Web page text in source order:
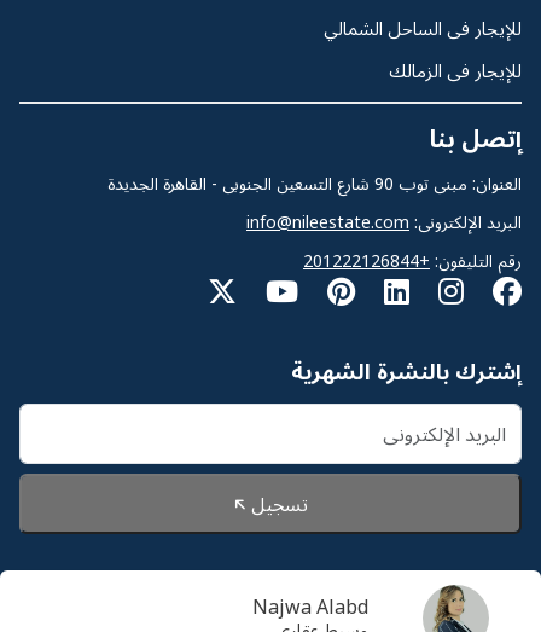
Najwa Alabd
للإيجار فى الساحل الشمالي
للإيجار فى الزمالك
إتصل بنا
العنوان: مبنى توب 90 شارع التسعين الجنوبى - القاهرة الجديدة
البريد الإلكترونى: info@nileestate.com
رقم التليفون: +201222126844
إشترك بالنشرة الشهرية
تسجيل
© 2026 Nileestate. جميع الحقوق محفوظة لشركة نايل